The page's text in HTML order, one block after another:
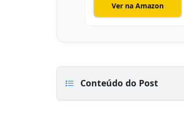
Ver na Amazon
Conteúdo do Post